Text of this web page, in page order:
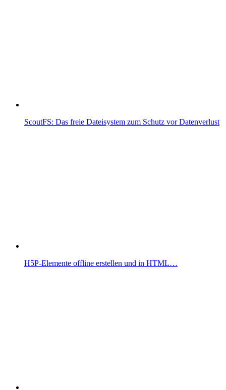
ScoutFS: Das freie Dateisystem zum Schutz vor Datenverlust
H5P-Elemente offline erstellen und in HTML…